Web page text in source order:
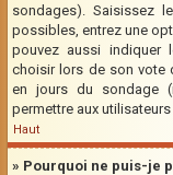
sondages). Saisissez
possibles, entrez une
pouvez aussi indiquer
choisir lors de son vote
en jours du sondage
permettre aux
Haut
» Pourquoi ne puis-je